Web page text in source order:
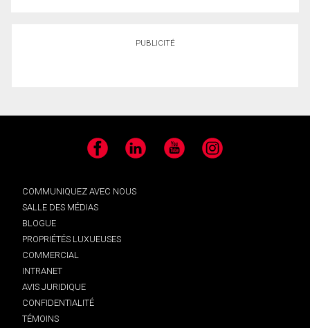
PUBLICITÉ
Facebook LinkedIn YouTube Instagram
COMMUNIQUEZ AVEC NOUS
SALLE DES MÉDIAS
BLOGUE
PROPRIÉTÉS LUXUEUSES
COMMERCIAL
INTRANET
AVIS JURIDIQUE
CONFIDENTIALITÉ
TÉMOINS